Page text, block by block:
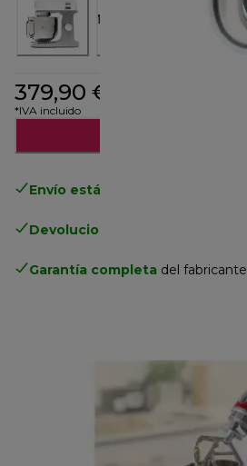
379,90 €
*IVA incluido
Envío estándar gratuito
Devoluciones gratuitas
Garantía completa del fabricante